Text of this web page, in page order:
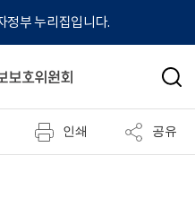
정부 누리집입니다.
검
인쇄 공유